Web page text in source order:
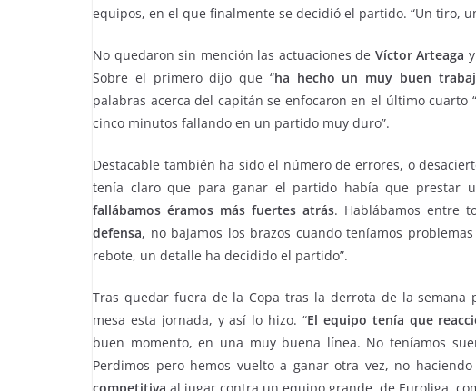
equipos, en el que finalmente se decidió el partido. “Un tiro,
No quedaron sin mención las actuaciones de Víctor Arteaga
Sobre el primero dijo que “ha hecho un muy buen
palabras acerca del capitán se enfocaron en el último cuarto “
cinco minutos fallando en un partido muy duro”.
Destacable también ha sido el número de errores, o
tenía claro que para ganar el partido había que prestar
fallábamos éramos más fuertes atrás. Hablábamos entre
defensa, no bajamos los brazos cuando teníamos
rebote, un detalle ha decidido el partido”.
Tras quedar fuera de la Copa tras la derrota de la
mesa esta jornada, y así lo hizo. “El equipo tenía que
buen momento, en una muy buena línea. No teníamos
Perdimos pero hemos vuelto a ganar otra vez, no